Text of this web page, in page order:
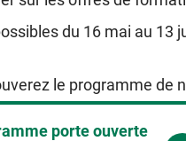
du 16 mai au 13
le programme de
porte ouverte